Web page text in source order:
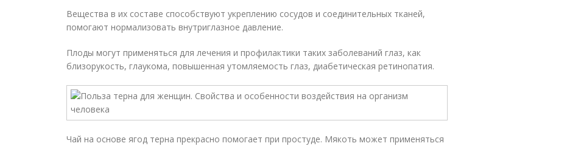
Вещества в их составе способствуют укреплению сосудов и соединительных тканей,
помогают нормализовать внутриглазное давление.
Плоды могут применяться для лечения и профилактики таких заболеваний глаз, как
близорукость, глаукома, повышенная утомляемость глаз, диабетическая ретинопатия.
Чай на основе ягод терна прекрасно помогает при простуде. Мякоть может применяться